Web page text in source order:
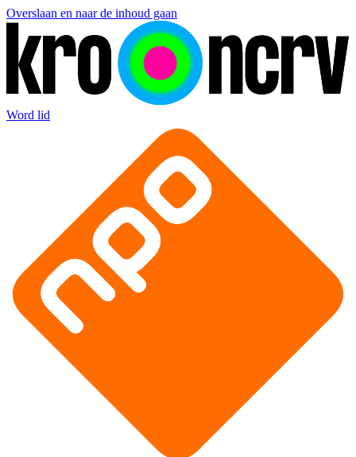
Overslaan en naar de inhoud gaan
Word lid